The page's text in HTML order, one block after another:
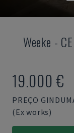
Weeke -
19.000 €
PREÇO
(Ex works)